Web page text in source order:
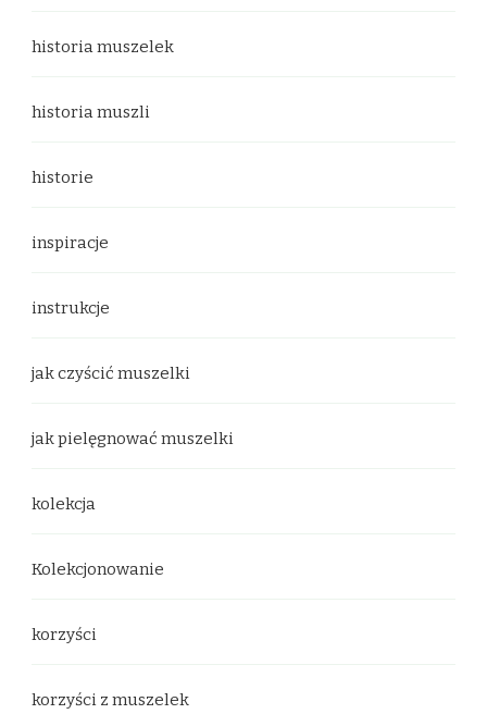
historia muszelek
historia muszli
historie
inspiracje
instrukcje
jak czyścić muszelki
jak pielęgnować muszelki
kolekcja
Kolekcjonowanie
korzyści
korzyści z muszelek